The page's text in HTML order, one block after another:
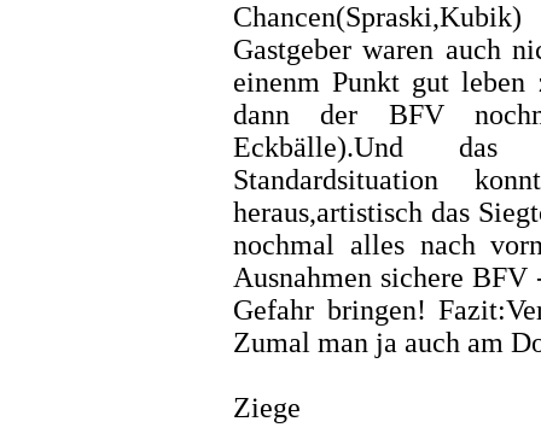
Gastgeber waren auch
einenm Punkt gut leben
dann der BFV
Eckbälle).Und das
Standardsituation
heraus,artistisch das
nochmal alles nach
Ausnahmen sichere
Gefahr bringen!
Zumal man ja auch am
Ziege